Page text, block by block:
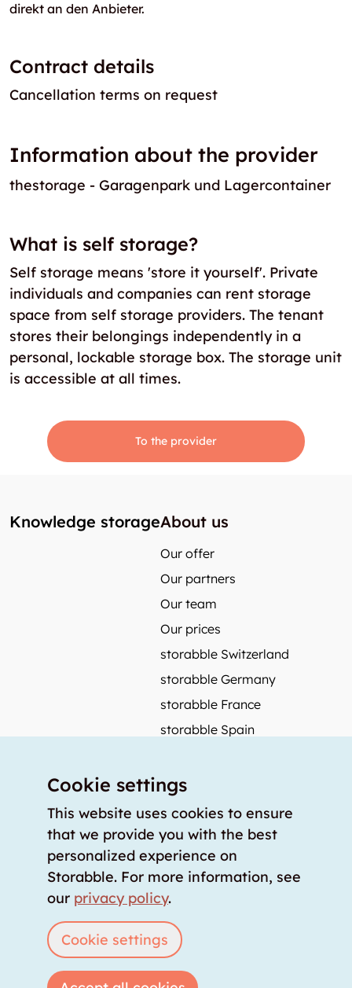
direkt an den Anbieter.
Contract details
Cancellation terms on request
Information about the provider
thestorage - Garagenpark und Lagercontainer
What is self storage?
Self storage means 'store it yourself'. Private
individuals and companies can rent storage
space from self storage providers. The tenant
stores their belongings independently in a
personal, lockable storage box. The storage unit
is accessible at all times.
To the provider
Knowledge storageAbout us
Our offer
Our partners
Our team
Our prices
storabble Switzerland
storabble Germany
storabble France
storabble Spain
Press coverage
How to calculate the size of a storage room?
How much does a storage room cost?
For storage providers
Login List storage room
Cookie settings
This website uses cookies to ensure
that we provide you with the best
personalized experience on
Storabble. For more information, see
our privacy policy.
Cookie settings